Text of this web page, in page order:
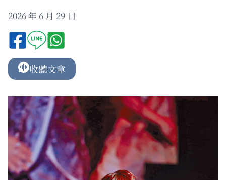
2026 年 6 月 29 日
收聽文章